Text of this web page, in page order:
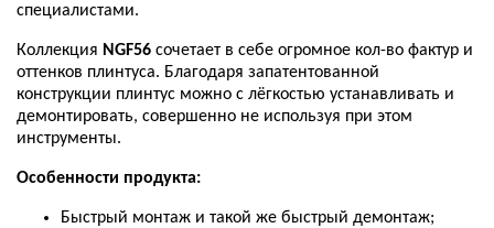
специалистами.
Коллекция NGF56 сочетает в себе огромное кол-во фактур и
оттенков плинтуса. Благодаря запатентованной
конструкции плинтус можно с лёгкостью устанавливать и
демонтировать, совершенно не используя при этом
инструменты.
Особенности продукта:
Быстрый монтаж и такой же быстрый демонтаж;